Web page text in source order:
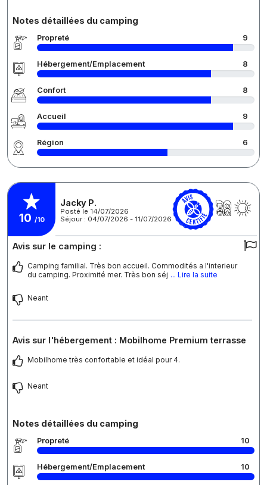
Notes détaillées du camping
Propreté 9
Hébergement/Emplacement 8
Confort 8
Accueil 9
Région 6
10 /10
Jacky P.
Posté le 14/07/2026
Séjour : 04/07/2026 - 11/07/2026
Avis sur le camping :
Camping familial. Très bon accueil. Commodités a l'interieur
du camping. Proximité mer. Très bon séj ... Lire la suite
Neant
Avis sur l'hébergement : Mobilhome Premium terrasse
Mobilhome très confortable et idéal pour 4.
Neant
Notes détaillées du camping
Propreté 10
Hébergement/Emplacement 10